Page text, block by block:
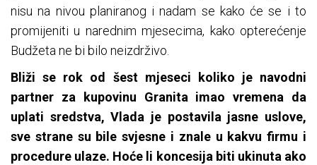
nisu na nivou planiranog i nadam se kako će se i to
promijeniti u narednim mjesecima, kako opterećenje
Budžeta ne bi bilo neizdrživo.
Bliži se rok od šest mjeseci koliko je navodni
partner za kupovinu Granita imao vremena da
uplati sredstva, Vlada je postavila jasne uslove,
sve strane su bile svjesne i znale u kakvu firmu i
procedure ulaze. Hoće li koncesija biti ukinuta ako